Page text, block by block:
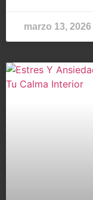
marzo 13, 2026